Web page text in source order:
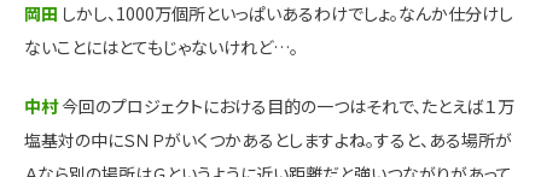
岡田 しかし、1000万個所といっぱいあるわけでしょ。なんか仕分けし
ないことにはとてもじゃないけれど…。
中村今回のプロジェクトにおける目的の一つはそれで、たとえば１万
塩基対の中にＳＮＰがいくつかあるとしますよね。すると、ある場所が